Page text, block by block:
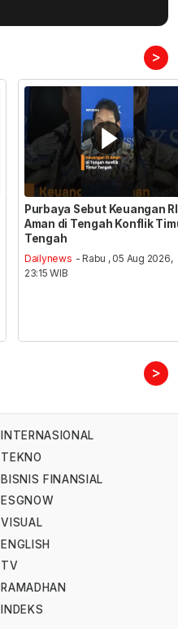
>
Purbaya Sebut Keuangan RI
Aman di Tengah Konflik
Tengah
Dailynews - Rabu , 05 Aug 2026,
23:15 WIB
>
INTERNASIONAL
TEKNO
BISNIS FINANSIAL
ESGNOW
VISUAL
ENGLISH
TV
RAMADHAN
INDEKS